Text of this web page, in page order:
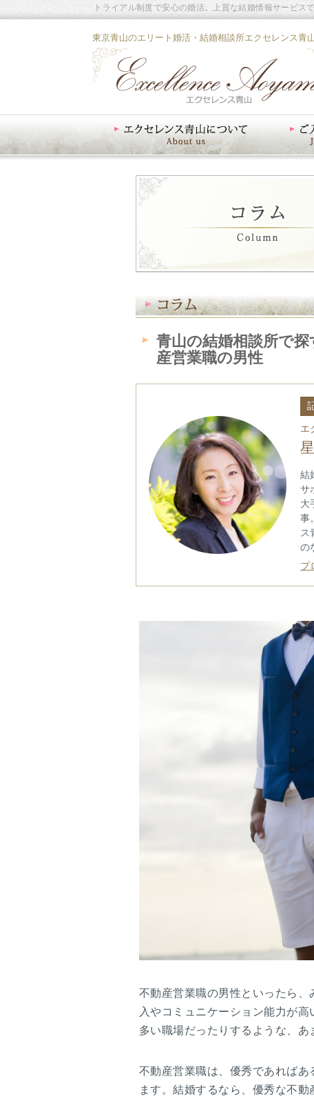
東京青山のエリート婚活・結婚相談所エクセレンス青
トライアル制度で安心の婚活。上質な結婚情報サービス
青山の結婚相談所で
産営業職の男性
エ
結
サ
大
事
ス
の
プ
不動産営業職の男性といったら
入やコミュニケーション能力が
多い職場だったりするような、あ
不動産営業職は、優秀であれば
ます。結婚するなら、優秀な不